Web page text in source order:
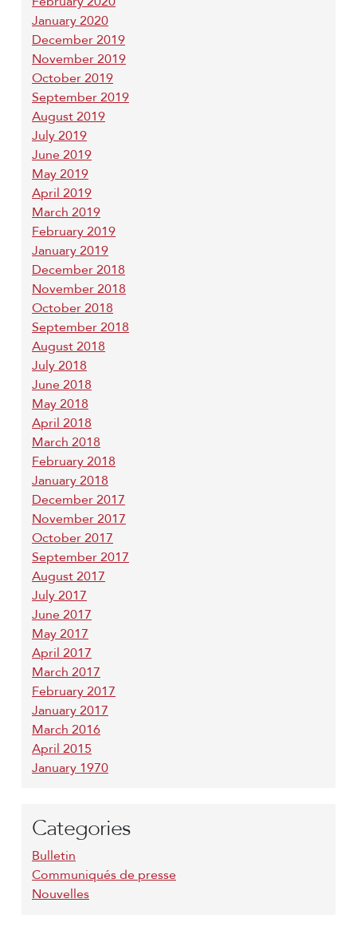
January 2020
December 2019
November 2019
October 2019
September 2019
August 2019
July 2019
June 2019
May 2019
April 2019
March 2019
February 2019
January 2019
December 2018
November 2018
October 2018
September 2018
August 2018
July 2018
June 2018
May 2018
April 2018
March 2018
February 2018
January 2018
December 2017
November 2017
October 2017
September 2017
August 2017
July 2017
June 2017
May 2017
April 2017
March 2017
February 2017
January 2017
March 2016
April 2015
January 1970
Categories
Bulletin
Communiqués de presse
Nouvelles